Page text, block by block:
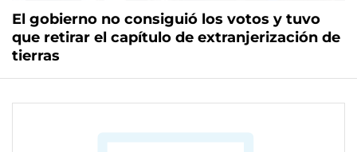
El gobierno no consiguió los votos y tuvo
que retirar el capítulo de extranjerización de
tierras